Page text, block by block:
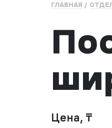
ГЛАВНАЯ
Цена, ₸